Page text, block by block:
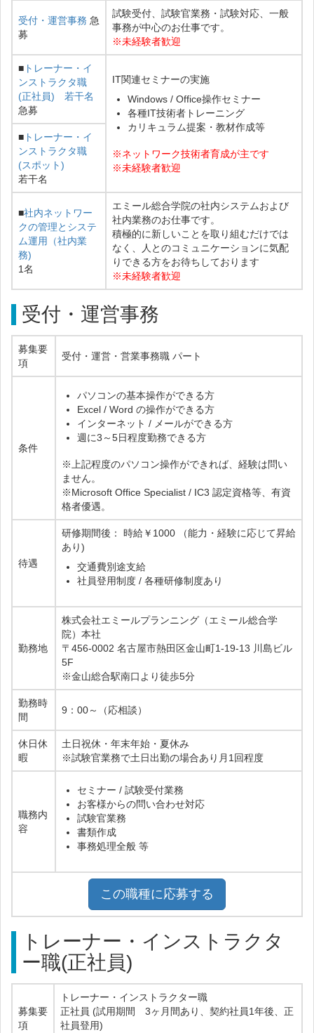
受付・運営事務 急
募
試験受付、試験官業務・試験対応、一般
事務が中心のお仕事です。
※未経験者歓迎
■ トレーナー・イ
ンストラクタ職
(正社員) 若干名
急募
IT関連セミナーの実施
Windows / Office操作セミナー
各種IT技術者トレーニング
カリキュラム提案・教材作成等
※ネットワーク技術者育成が主です
※未経験者歓迎
■ トレーナー・イ
ンストラクタ職
(スポット)
若干名
■社内ネットワー
クの管理とシステ
ム運用（社内業
務)
1名
エミール総合学院の社内システムおよび
社内業務のお仕事です。
積極的に新しいことを取り組むだけでは
なく、人とのコミュニケーションに気配
りできる方をお待ちしております
※未経験者歓迎
受付・運営事務
募集要
項
受付・運営・営業事務職 パート
条件
パソコンの基本操作ができる方
Excel / Word の操作ができる方
インターネット / メールができる方
週に3～5日程度勤務できる方
※上記程度のパソコン操作ができれば、経験は問い
ません。
※Microsoft Office Specialist / IC3 認定資格等、有資
格者優遇。
待遇
研修期間後： 時給￥1000 （能力・経験に応じて昇給
あり)
交通費別途支給
社員登用制度 / 各種研修制度あり
勤務地
株式会社エミールプランニング（エミール総合学
院）本社
〒456-0002 名古屋市熱田区金山町1-19-13 川島ビル
5F
※金山総合駅南口より徒歩5分
勤務時
間
9：00～（応相談）
休日休
暇
土日祝休・年末年始・夏休み
※試験官業務で土日出勤の場合あり月1回程度
職務内
容
セミナー / 試験受付業務
お客様からの問い合わせ対応
試験官業務
書類作成
事務処理全般 等
この職種に応募する
トレーナー・インストラクタ
ー職(正社員)
募集要
項
トレーナー・インストラクター職
正社員 (試用期間 3ヶ月間あり、契約社員1年後、正
社員登用)